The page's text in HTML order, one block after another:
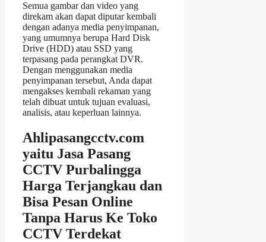
Semua gambar dan video yang
direkam akan dapat diputar kembali
dengan adanya media penyimpanan,
yang umumnya berupa Hard Disk
Drive (HDD) atau SSD yang
terpasang pada perangkat DVR.
Dengan menggunakan media
penyimpanan tersebut, Anda dapat
mengakses kembali rekaman yang
telah dibuat untuk tujuan evaluasi,
analisis, atau keperluan lainnya.
Ahlipasangcctv.com
yaitu Jasa Pasang
CCTV Purbalingga
Harga Terjangkau dan
Bisa Pesan Online
Tanpa Harus Ke Toko
CCTV Terdekat